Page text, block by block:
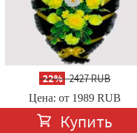
-22%2427 RUB
Цена: от 1989 RUB
Купить